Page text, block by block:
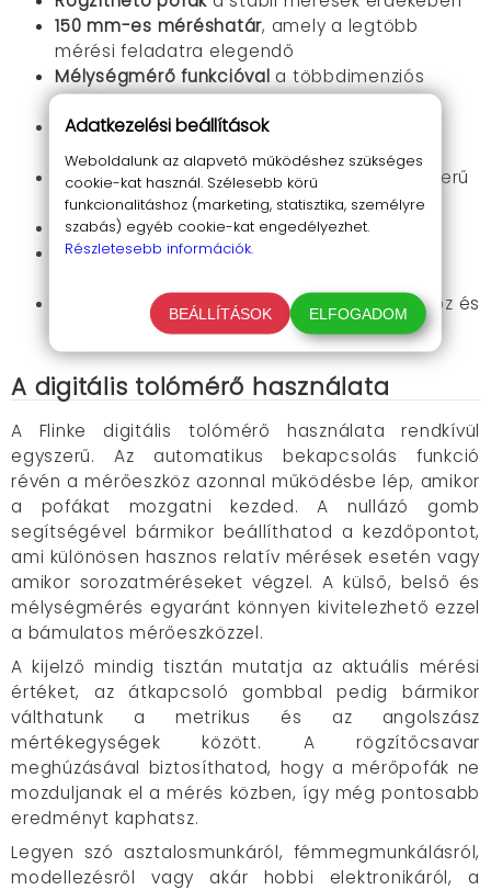
150 mm-es méréshatár, amely a legtöbb
mérési feladatra elegendő
Mélységmérő funkcióval a többdimenziós
mérésekhez
Átkapcsolható mm/inch mértékegységek
sokoldalú felhasználásért
Automatikus bekapcsolási funkció
az egyszerű
és gyors használatért
Nullázó gomb a relatív mérésekhez
Tartozék AG13 (LR44) 1.5V elem
Védő műanyag toka biztonságos tároláshoz és
szállításhoz
A digitális tolómérő használata
A Flinke digitális tolómérő használata rendkívül
egyszerű. Az automatikus bekapcsolás funkció
révén a mérőeszköz azonnal működésbe lép, amikor
a pofákat mozgatni kezded. A nullázó gomb
segítségével bármikor beállíthatod a kezdőpontot,
ami különösen hasznos relatív mérések esetén vagy
amikor sorozatméréseket végzel. A külső, belső és
mélységmérés egyaránt könnyen kivitelezhető ezzel
a bámulatos mérőeszközzel.
A kijelző mindig tisztán mutatja az aktuális mérési
értéket, az átkapcsoló gombbal pedig bármikor
válthatunk a metrikus és az angolszász
mértékegységek között. A rögzítőcsavar
meghúzásával biztosíthatod, hogy a mérőpofák ne
mozduljanak el a mérés közben, így még pontosabb
eredményt kaphatsz.
Legyen szó asztalosmunkáról, fémmegmunkálásról,
modellezésről vagy akár hobbi elektronikáról, a
Adatkezelési beállítások
Weboldalunk az alapvető működéshez szükséges
cookie-kat használ. Szélesebb körű
funkcionalitáshoz (marketing, statisztika, személyre
szabás) egyéb cookie-kat engedélyezhet.
Részletesebb információk.
BEÁLLÍTÁSOK ELFOGADOM